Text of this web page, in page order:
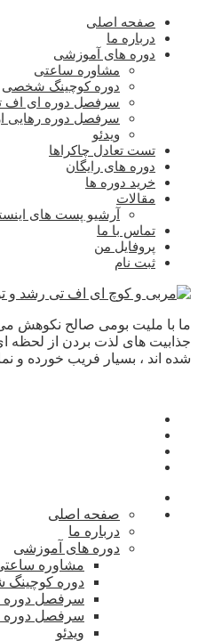
صفحه اصلی
درباره ما
دوره های آموزشی
مشاوره ساعتی
دوره کوچینگ شخصی
سرفصل دوره ای اف
سرفصل دوره رهایی
ویدئو
تست تعادل چاکراها
دوره های رایگان
خرید دوره ها
مقالات
آرشیو پست های
تماس با ما
پروفایل من
ثبت نام
ما با ملیت بومی صالح نکوهش می
جذابیت های لذت بردن از لحظه
شده اند ، بسیار فریب خورده و
صفحه اصلی
درباره ما
دوره های آموزشی
مشاوره
دوره
سرفصل دوره
سرفصل دوره
ویدئو